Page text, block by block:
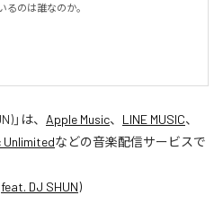
るのは誰なのか。
」は、 Apple Music、 LINE MUSIC、
Unlimitedなどの音楽配信サービスで
DJ SHUN)